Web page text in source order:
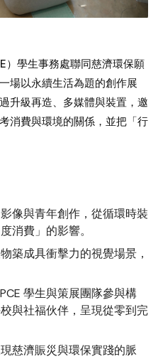
）學生事務處聯同慈濟環保願
場以永續生活為題的創作展
升級再造、多媒體與裝置，邀
消費與環境的關係，並把「行
像與青年創作，從循環時裝
消費」的影響。
築成具衝擊力的視覺場景，
學生與策展團隊參與構
與社福伙伴，呈現從零到完
現慈濟賑災與環保實踐的脈